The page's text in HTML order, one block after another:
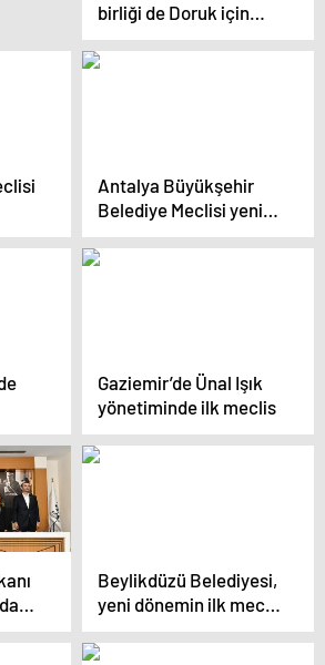
birliği de Doruk için
Başkan Onur Emrah
Yıldız; “Faaliyet
Antalya Büyükşehir
Belediye Meclisi yeni
dönemin ilk toplantısını
yaptı
ilk
Gaziemir’de Ünal Işık
yönetiminde ilk meclis
Beylikdüzü Belediyesi,
yeni dönemin ilk meclis
toplantısını Beylikdüzü
Belediye Başkanı